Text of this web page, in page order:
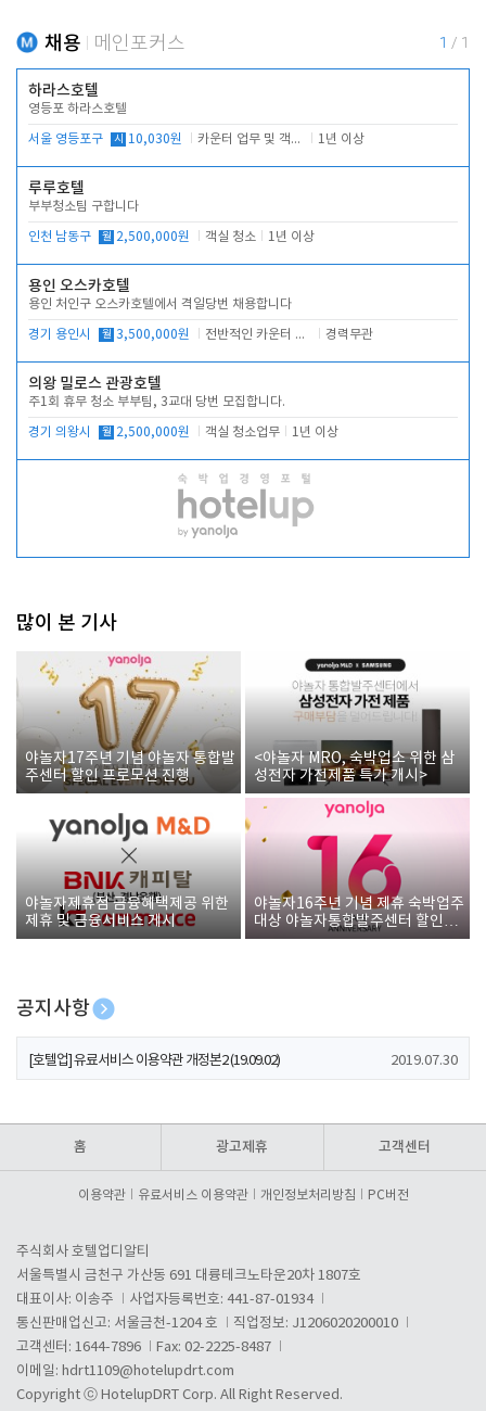
채용 메인포커스 1 / 1
하라스호텔
영등포 하라스호텔
서울 영등포구 시 10,030원 카운터 업무 및 객실관리(청소상태 확인, 객실판매) 1년 이상
루루호텔
부부청소팀 구합니다
인천 남동구 월 2,500,000원 객실 청소 1년 이상
용인 오스카호텔
용인 처인구 오스카호텔에서 격일당번 채용합니다
경기 용인시 월 3,500,000원 전반적인 카운터 업무 경력무관
의왕 밀로스 관광호텔
주1회 휴무 청소 부부팀, 3교대 당번 모집합니다.
경기 의왕시 월 2,500,000원 객실 청소업무 1년 이상
많이 본 기사
야놀자17주년 기념 야놀자 통합발
주센터 할인 프로모션 진행
<야놀자 MRO, 숙박업소 위한 삼
성전자 가전제품 특가 개시>
야놀자제휴점 금융혜택제공 위한
제휴 및 금융서비스 게시
야놀자16주년 기념 제휴 숙박업주
대상 야놀자통합발주센터 할인쿠
폰 증정
공지사항
[호텔업] 개인정보 처리방침 개정본1 (19.09.02)
[호텔업] 유료서비스 이용약관 개정본2 (19.09.02) 2019.07.30
홈 광고제휴 고객센터
이용약관 유료서비스 이용약관 개인정보처리방침 PC버전
주식회사 호텔업디알티
서울특별시 금천구 가산동 691 대륭테크노타운20차 1807호
대표이사: 이송주
사업자등록번호: 441-87-01934
통신판매업신고: 서울금천-1204 호
직업정보: J1206020200010
고객센터: 1644-7896
Fax: 02-2225-8487
이메일: hdrt1109@hotelupdrt.com
Copyright ⓒ HotelupDRT Corp. All Right Reserved.